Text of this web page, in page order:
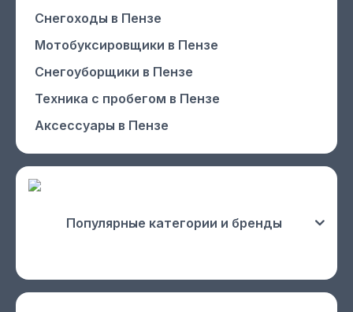
Снегоходы в Пензе
Мотобуксировщики в Пензе
Снегоуборщики в Пензе
Техника с пробегом в Пензе
Аксессуары в Пензе
Популярные категории и бренды